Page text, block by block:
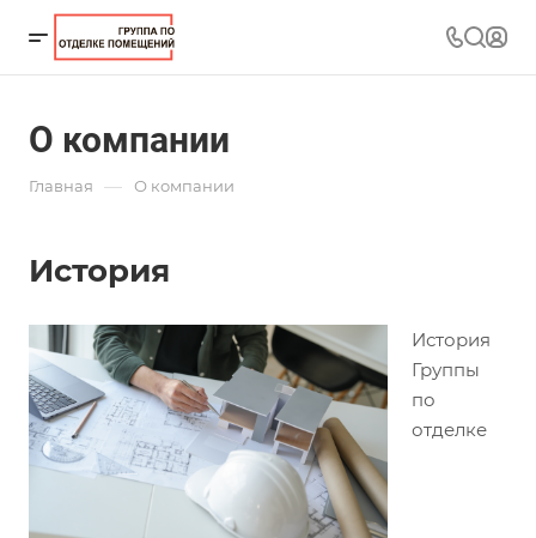
О компании
Главная — О компании
История
История
Группы
по
отделке